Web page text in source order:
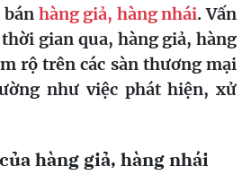
bán hàng giả, hàng nhái. Vấn
gian qua, hàng giả, hàng
rộ trên các sàn thương mại
như việc phát hiện, xử
hàng giả, hàng nhái